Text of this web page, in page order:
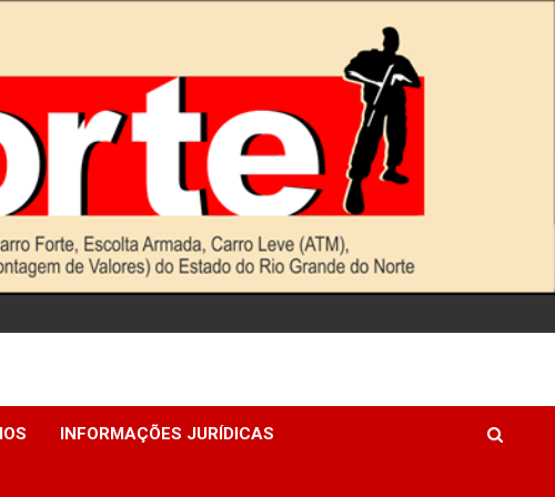
INFORMAÇÕES JURÍDICAS